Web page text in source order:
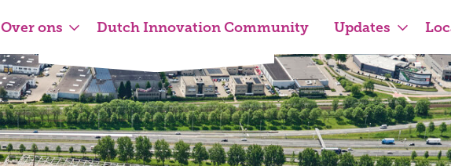
Over ons Dutch Innovation Community Updates